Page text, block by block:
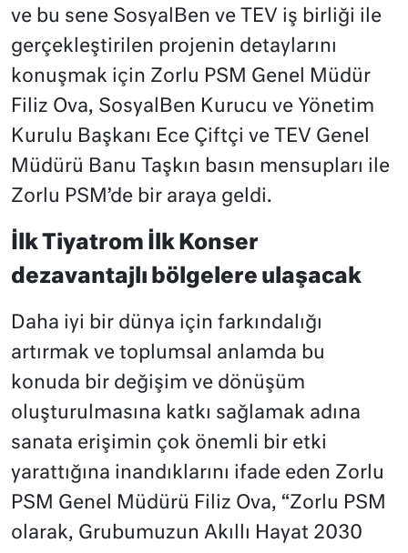
ve bu sene SosyalBen ve TEV iş birliği ile
gerçekleştirilen projenin detaylarını
konuşmak için Zorlu PSM Genel Müdür
Filiz Ova, SosyalBen Kurucu ve Yönetim
Kurulu Başkanı Ece Çiftçi ve TEV Genel
Müdürü Banu Taşkın basın mensupları ile
Zorlu PSM’de bir araya geldi.
İlk Tiyatrom İlk Konser
dezavantajlı bölgelere ulaşacak
Daha iyi bir dünya için farkındalığı
artırmak ve toplumsal anlamda bu
konuda bir değişim ve dönüşüm
oluşturulmasına katkı sağlamak adına
sanata erişimin çok önemli bir etki
yarattığına inandıklarını ifade eden Zorlu
PSM Genel Müdürü Filiz Ova, “Zorlu PSM
olarak, Grubumuzun Akıllı Hayat 2030